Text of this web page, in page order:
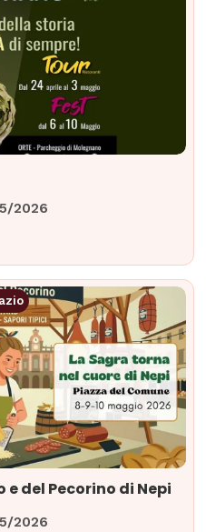
2026
del Pecorino di Nepi
2026